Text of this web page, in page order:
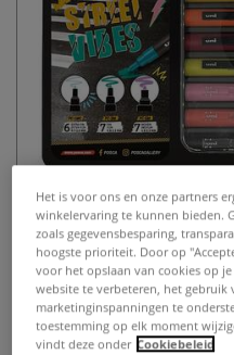
UNI POSCA
STREET VIBES
Metallbox
Het is voor ons en onze partners
winkelervaring te kunnen bieden.
zoals gegevensbesparing,
hoogste prioriteit. Door op
voor het opslaan van cookies op
website te verbeteren, het gebruik
marketinginspanningen te
toestemming op elk moment
vindt deze onder Cookiebeleid